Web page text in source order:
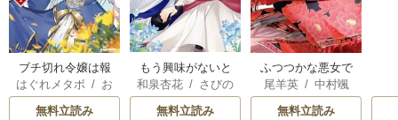
ブチ切れ令嬢は報
復を誓いました。
はぐれメタボ / お
おのいも/昌未
無料立読み
もう興味がないと
離婚された令嬢の
意外と楽しい新生
和泉杏花 / さびの
ぶち
無料立読み
ふつつかな悪女で
はございますが ～
雛宮蝶鼠とりかえ
尾羊英/ 中村颯
希/ゆき哉
無料立読み